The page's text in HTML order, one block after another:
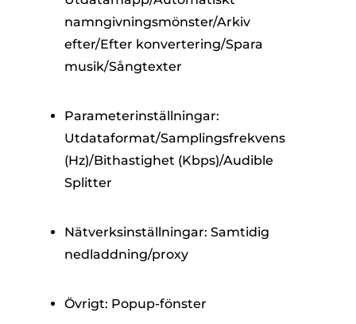
namngivningsmönster/Arkiv
efter/Efter konvertering/Spara
musik/Sångtexter
Parameterinställningar:
Utdataformat/Samplingsfrekvens
(Hz)/Bithastighet (Kbps)/Audible
Splitter
Nätverksinställningar: Samtidig
nedladdning/proxy
Övrigt: Popup-fönster